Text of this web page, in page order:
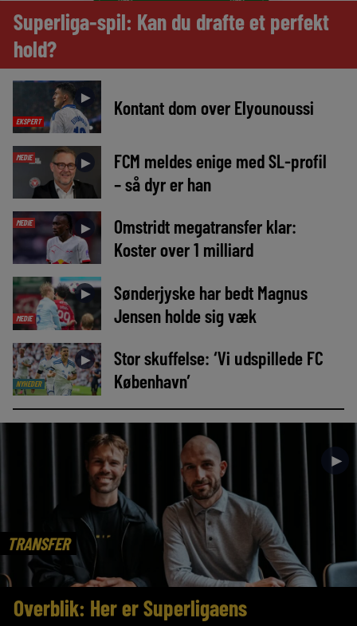
Superliga-spil: Kan du drafte et perfekt
hold?
EKSPERT
► Kontant dom over Elyounoussi
MEDIE ►
FCM meldes enige med SL-profil
– så dyr er han
MEDIE ►
Omstridt megatransfer klar:
Koster over 1 milliard
MEDIE
►
Sønderjyske har bedt Magnus
Jensen holde sig væk
NYHEDER
►
Stor skuffelse: ‘Vi udspillede FC
København’
TRANSFER
►
Overblik: Her er Superligaens